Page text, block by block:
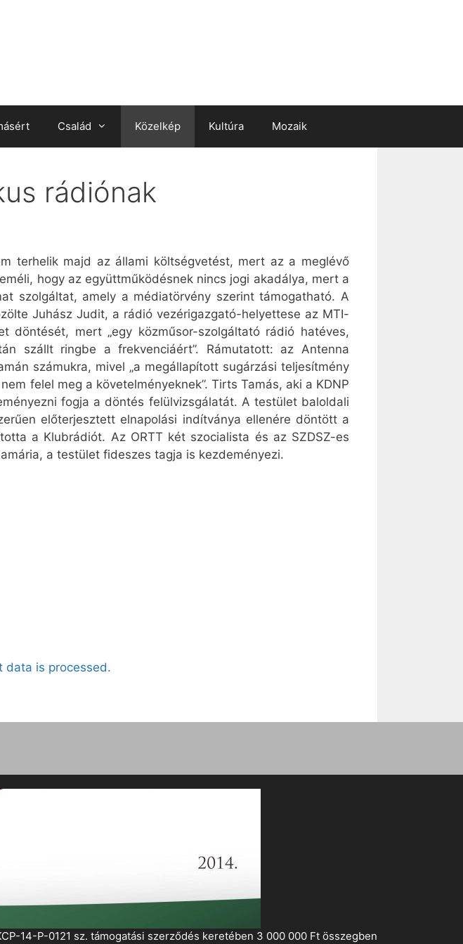
Család Közelkép Kultúra Mozaik
rádiónak
terhelik majd az állami költségvetést, mert az a meglévő
hogy az együttműködésnek nincs jogi akadálya, mert a
szolgáltat, amely a médiatörvény szerint támogatható. A
Juhász Judit, a rádió vezérigazgató-helyettese az MTI-
mert „egy közműsor-szolgáltató rádió hatéves,
szállt ringbe a frekvenciáért”. Rámutatott: az Antenna
számukra, mivel „a megállapított sugárzási teljesítmény
felel meg a követelményeknek”. Tirts Tamás, aki a KDNP
fogja a döntés felülvizsgálatát. A testület baloldali
előterjesztett elnapolási indítványa ellenére döntött a
a Klubrádiót. Az ORTT két szocialista és az SZDSZ-es
a testület fideszes tagja is kezdeményezi.
data is processed.
14-P-0121 sz. támogatási szerződés keretében 3 000 000 Ft összegben